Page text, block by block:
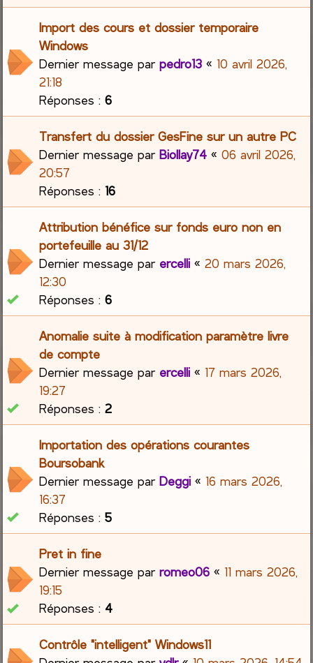
Import des cours et dossier temporaire
Windows
Dernier message parpedro13 « 10 avril 2026,
21:18
Réponses :6
Transfert du dossier GesFine sur un autre PC
Dernier message parBiollay74 «06 avril 2026,
20:57
Réponses :16
Attribution bénéfice sur fonds euro non en
portefeuille au 31/12
Dernier message par ercelli «20 mars 2026,
12:30
Réponses :6
Anomalie suite à modification paramètre livre
de compte
Dernier message par ercelli « 17 mars 2026,
19:27
Réponses :2
Importation des opérations courantes
Boursobank
Dernier message parDeggi « 16 mars 2026,
16:37
Réponses :5
Pret in fine
Dernier message parromeo06 « 11 mars 2026,
19:15
Réponses : 4
Contrôle "intelligent" Windows11